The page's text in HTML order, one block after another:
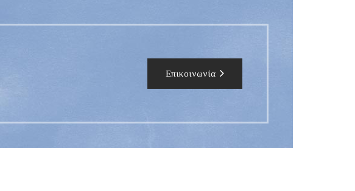
Επικοινωνία